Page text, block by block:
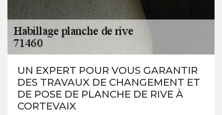
UN EXPERT POUR VOUS GARANTIR
DES TRAVAUX DE CHANGEMENT ET
DE POSE DE PLANCHE DE RIVE À
CORTEVAIX